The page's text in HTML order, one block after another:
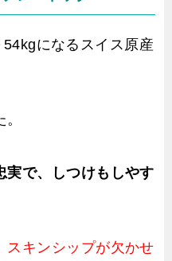
になるスイス原産
実で、しつけもしやす
スキンシップが欠かせ